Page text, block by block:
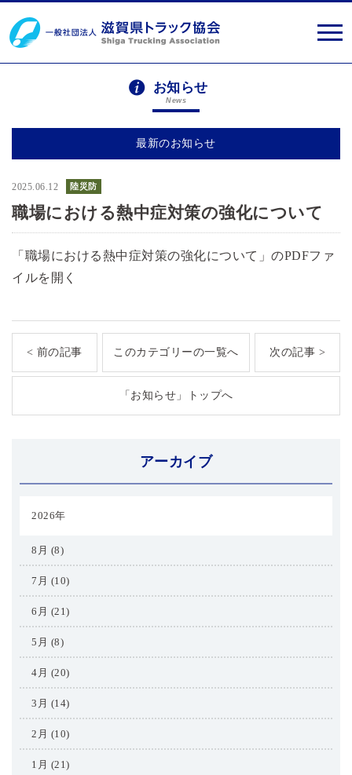
お知らせ
News
最新のお知らせ
2025.06.12 陸災防
職場における熱中症対策の強化について
「職場における熱中症対策の強化について」のPDFファ
イルを開く
< 前の記事 このカテゴリーの一覧へ 次の記事 >
「お知らせ」トップへ
アーカイブ
2026年
8月 (8)
7月 (10)
6月 (21)
5月 (8)
4月 (20)
3月 (14)
2月 (10)
1月 (21)